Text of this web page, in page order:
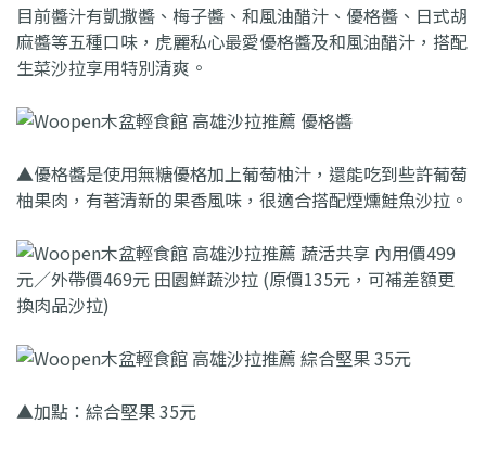
目前醬汁有凱撒醬、梅子醬、和風油醋汁、優格醬、日式胡
麻醬等五種口味，虎麗私心最愛優格醬及和風油醋汁，搭配
生菜沙拉享用特別清爽。
▲優格醬是使用無糖優格加上葡萄柚汁，還能吃到些許葡萄
柚果肉，有著清新的果香風味，很適合搭配煙燻鮭魚沙拉。
▲加點：綜合堅果 35元